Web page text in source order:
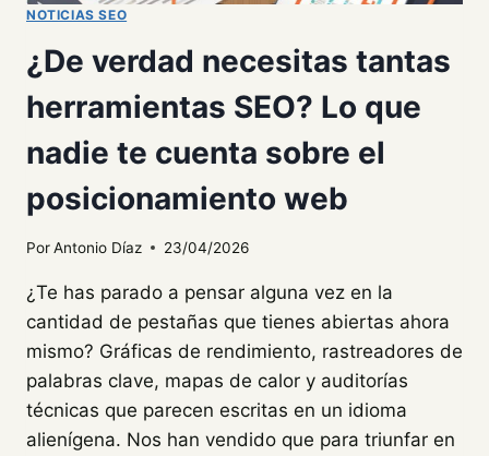
NOTICIAS SEO
¿De verdad necesitas tantas
herramientas SEO? Lo que
nadie te cuenta sobre el
posicionamiento web
PorAntonio Díaz 23/04/2026
¿Te has parado a pensar alguna vez en la
cantidad de pestañas que tienes abiertas ahora
mismo? Gráficas de rendimiento, rastreadores de
palabras clave, mapas de calor y auditorías
técnicas que parecen escritas en un idioma
alienígena. Nos han vendido que para triunfar en